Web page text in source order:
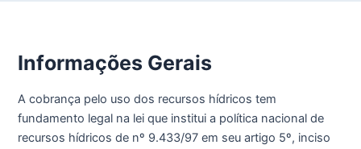
Informações Gerais
A cobrança pelo uso dos recursos hídricos tem
fundamento legal na lei que institui a política nacional de
recursos hídricos de nº 9.433/97 em seu artigo 5º, inciso